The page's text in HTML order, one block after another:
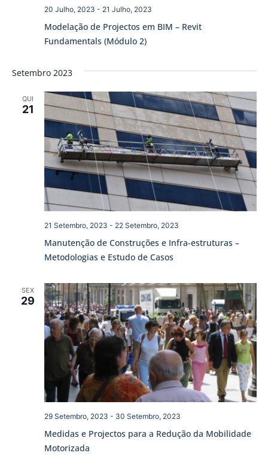
Modelação de Projectos em BIM – Revit
Fundamentals (Módulo 2)
20 Julho, 2023 - 21 Julho, 2023
Setembro 2023
QUI
21
Manutenção de Construções e Infra-estruturas –
Metodologias e Estudo de Casos
21 Setembro, 2023 - 22 Setembro, 2023
SEX
29
Medidas e Projectos para a Redução da Mobilidade
Motorizada
29 Setembro, 2023 - 30 Setembro, 2023